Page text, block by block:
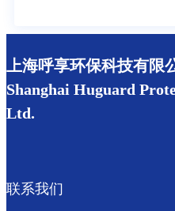
上海呼享环保科技有限
Shanghai Huguard
Ltd.
联系我们